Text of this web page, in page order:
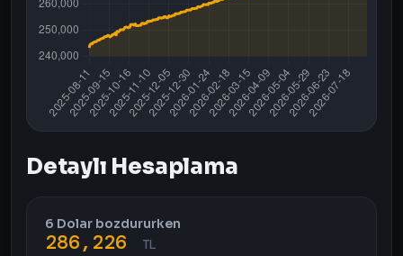
Detaylı Hesaplama
6 Dolar bozdururken
286,226 TL